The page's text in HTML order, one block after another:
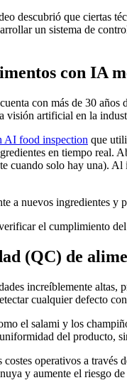
descubrió que ciertas
un sistema de
con IA
con más de 30
visión artificial en la
AI food inspection que
en tiempo real.
cuando solo hay una).
a nuevos ingredientes y
el cumplimiento
(QC) de
increíblemente
cualquier defecto
el salami y los
del producto,
operativos a través
y aumente el riesgo de